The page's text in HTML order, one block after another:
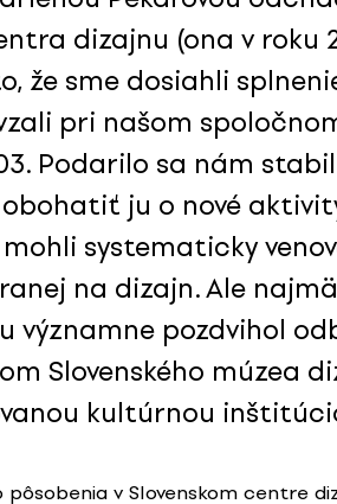
dizajnu (ona v roku
že sme dosiahli
pri našom
Podarilo sa nám
ju o nové
systematicky
na dizajn. Ale
významne pozdvihol
Slovenského múzea
kultúrnou
v Slovenskom centre